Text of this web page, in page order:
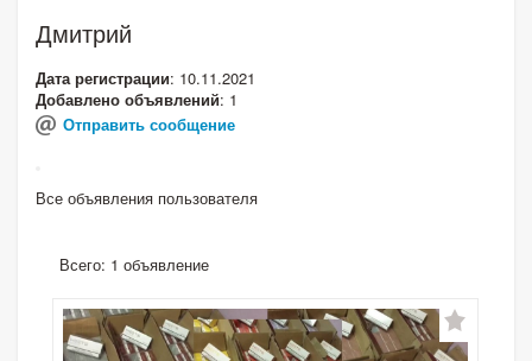
Поиск по сайту
Подать объявление
Дмитрий
Дата регистрации: 10.11.2021
Добавлено объявлений: 1
Отправить сообщение
Все объявления пользователя
Всего: 1 объявление